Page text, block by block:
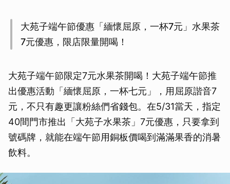
大苑子端午節優惠「緬懷屈原，一杯7元」水果茶
7元優惠，限店限量開喝！
大苑子端午節限定7元水果茶開喝！大苑子端午節推
出優惠活動「緬懷屈原，一杯七元」，用屈原諧音7
元，不只有趣更讓粉絲們省錢包。在5/31當天，指定
40間門市推出「大苑子水果茶」7元優惠，只要拿到
號碼牌，就能在端午節用銅板價喝到滿滿果香的消暑
飲料。